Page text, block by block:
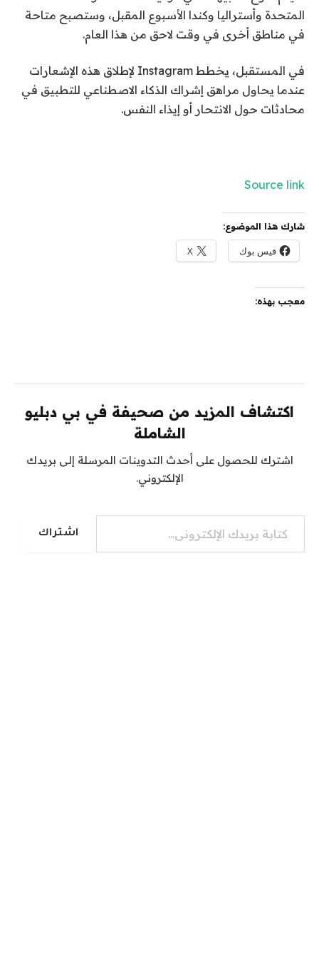
المتحدة وأستراليا وكندا الأسبوع المقبل، وستصبح متاحة
في مناطق أخرى في وقت لاحق من هذا العام.
في المستقبل، يخطط Instagram لإطلاق هذه الإشعارات
عندما يحاول مراهق إشراك الذكاء الاصطناعي للتطبيق في
محادثات حول الانتحار أو إيذاء النفس.
Source link
شارك هذا الموضوع:
فيس بوك X
معجب بهذه:
اكتشاف المزيد من صحيفة في بي دبليو
الشاملة
اشترك للحصول على أحدث التدوينات المرسلة إلى بريدك
الإلكتروني.
كتابة بريدك الإلكتروني...
اشتراك